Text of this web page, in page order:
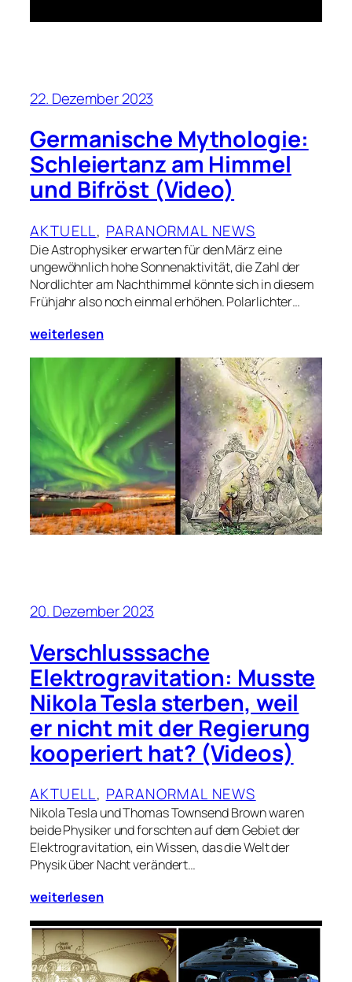
22. Dezember 2023
Germanische Mythologie:
Schleiertanz am Himmel
und Bifröst (Video)
AKTUELL, PARANORMAL NEWS
Die Astrophysiker erwarten für den März eine
ungewöhnlich hohe Sonnenaktivität, die Zahl der
Nordlichter am Nachthimmel könnte sich in diesem
Frühjahr also noch einmal erhöhen. Polarlichter…
weiterlesen
20. Dezember 2023
Verschlusssache
Elektrogravitation: Musste
Nikola Tesla sterben, weil
er nicht mit der Regierung
kooperiert hat? (Videos)
AKTUELL, PARANORMAL NEWS
Nikola Tesla und Thomas Townsend Brown waren
beide Physiker und forschten auf dem Gebiet der
Elektrogravitation, ein Wissen, das die Welt der
Physik über Nacht verändert…
weiterlesen